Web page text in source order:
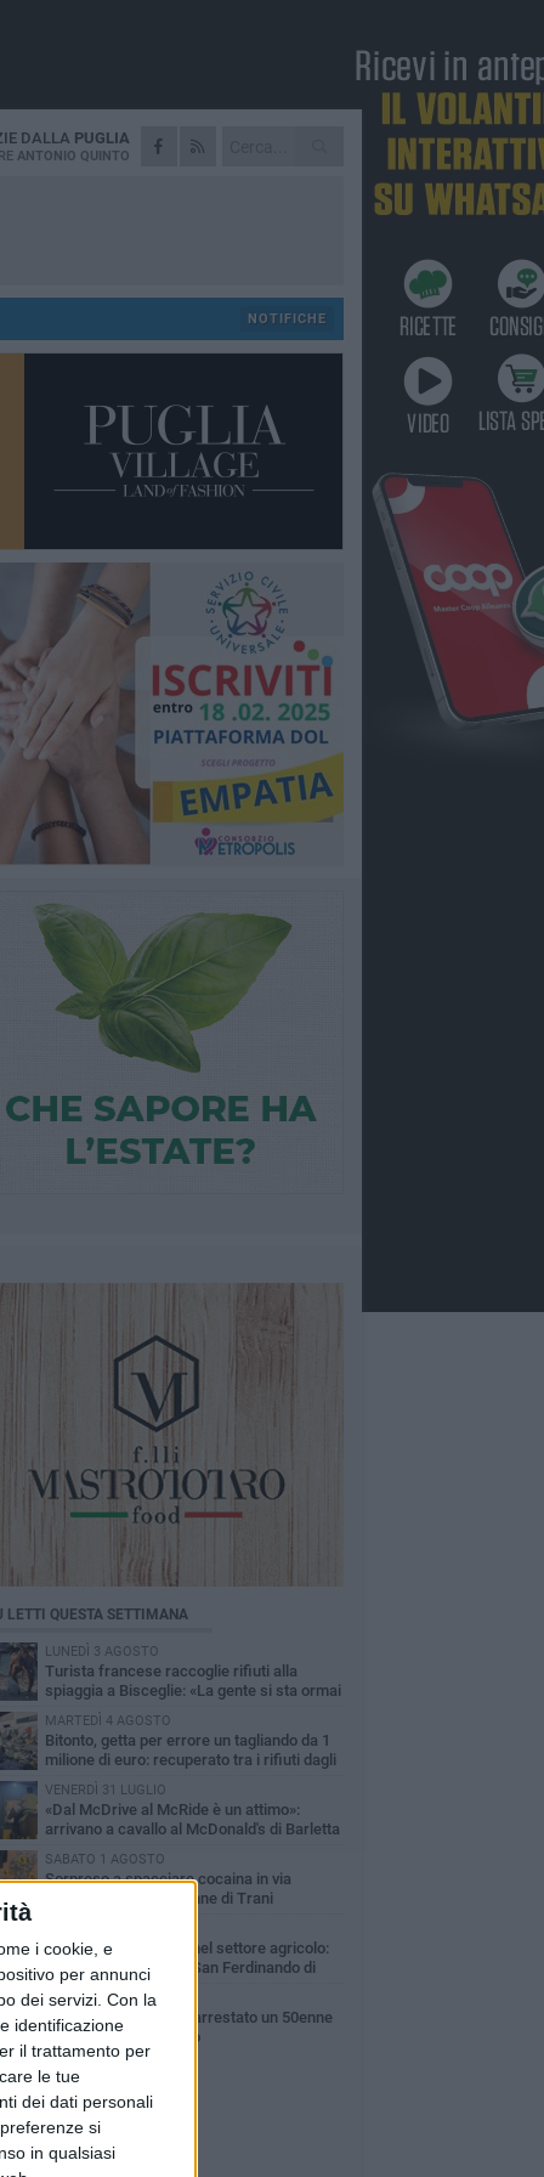
i cookie, e
per annunci
dei servizi. Con la
identificazione
il trattamento per
le tue
dei dati personali
si
in qualsiasi
DALLA PUGLIA
ANTONIO QUINTO
NOTIFICHE
LETTI QUESTA SETTIMANA
LUNEDÌ 3 AGOSTO
Turista francese raccoglie rifiuti alla
spiaggia a Bisceglie: «La gente si sta ormai
MARTEDÌ 4 AGOSTO
Bitonto, getta per errore un tagliando da 1
milione di euro: recuperato tra i rifiuti dagli
SANB
VENERDÌ 31 LUGLIO
«Dal McDrive al McRide è un attimo»:
arrivano a cavallo al McDonald's di Barletta
scena diventa virale
SABATO 1 AGOSTO
Sorpreso a spacciare cocaina in via
Andria: arrestato 43enne di Trani
Interdittive antimafia nel settore agricolo:
colpite tre aziende di San Ferdinando di
MARTEDÌ 4 AGOSTO
Evade dai domiciliari, arrestato un 50enne
nel centro di Copertino